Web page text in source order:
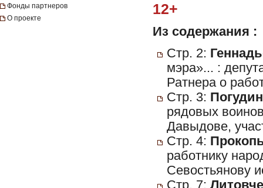
Фонды партнеров
О проекте
12+
Из содержания :
Стр. 2:
мэра»... :
Ратнера о
Стр. 3:
рядовых
Давыдове,
Стр. 4:
работнику
Севостьянову
Стр. 7: